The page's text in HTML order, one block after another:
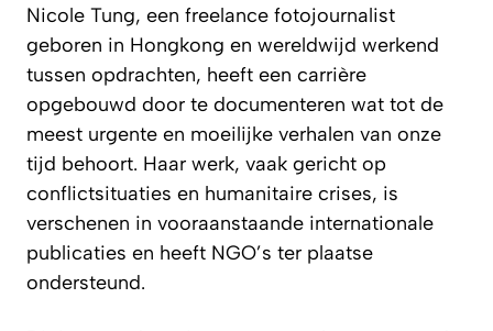
Nicole Tung, een freelance fotojournalist
geboren in Hongkong en wereldwijd werkend
tussen opdrachten, heeft een carrière
opgebouwd door te documenteren wat tot de
meest urgente en moeilijke verhalen van onze
tijd behoort. Haar werk, vaak gericht op
conflictsituaties en humanitaire crises, is
verschenen in vooraanstaande internationale
publicaties en heeft NGO’s ter plaatse
ondersteund.